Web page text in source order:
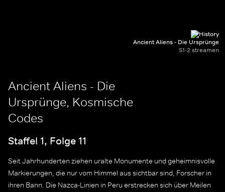
Ancient Aliens - Die Ursprünge
S1-2 streamen
Ancient Aliens - Die
Ursprünge, Kosmische
Codes
Staffel 1, Folge 11
Seit Jahrhunderten ziehen uralte Monumente und geheimnisvolle
Markierungen, die nur vom Himmel aus sichtbar sind, Forscher in
ihren Bann. Die Nazca-Linien in Peru erstrecken sich über Meilen